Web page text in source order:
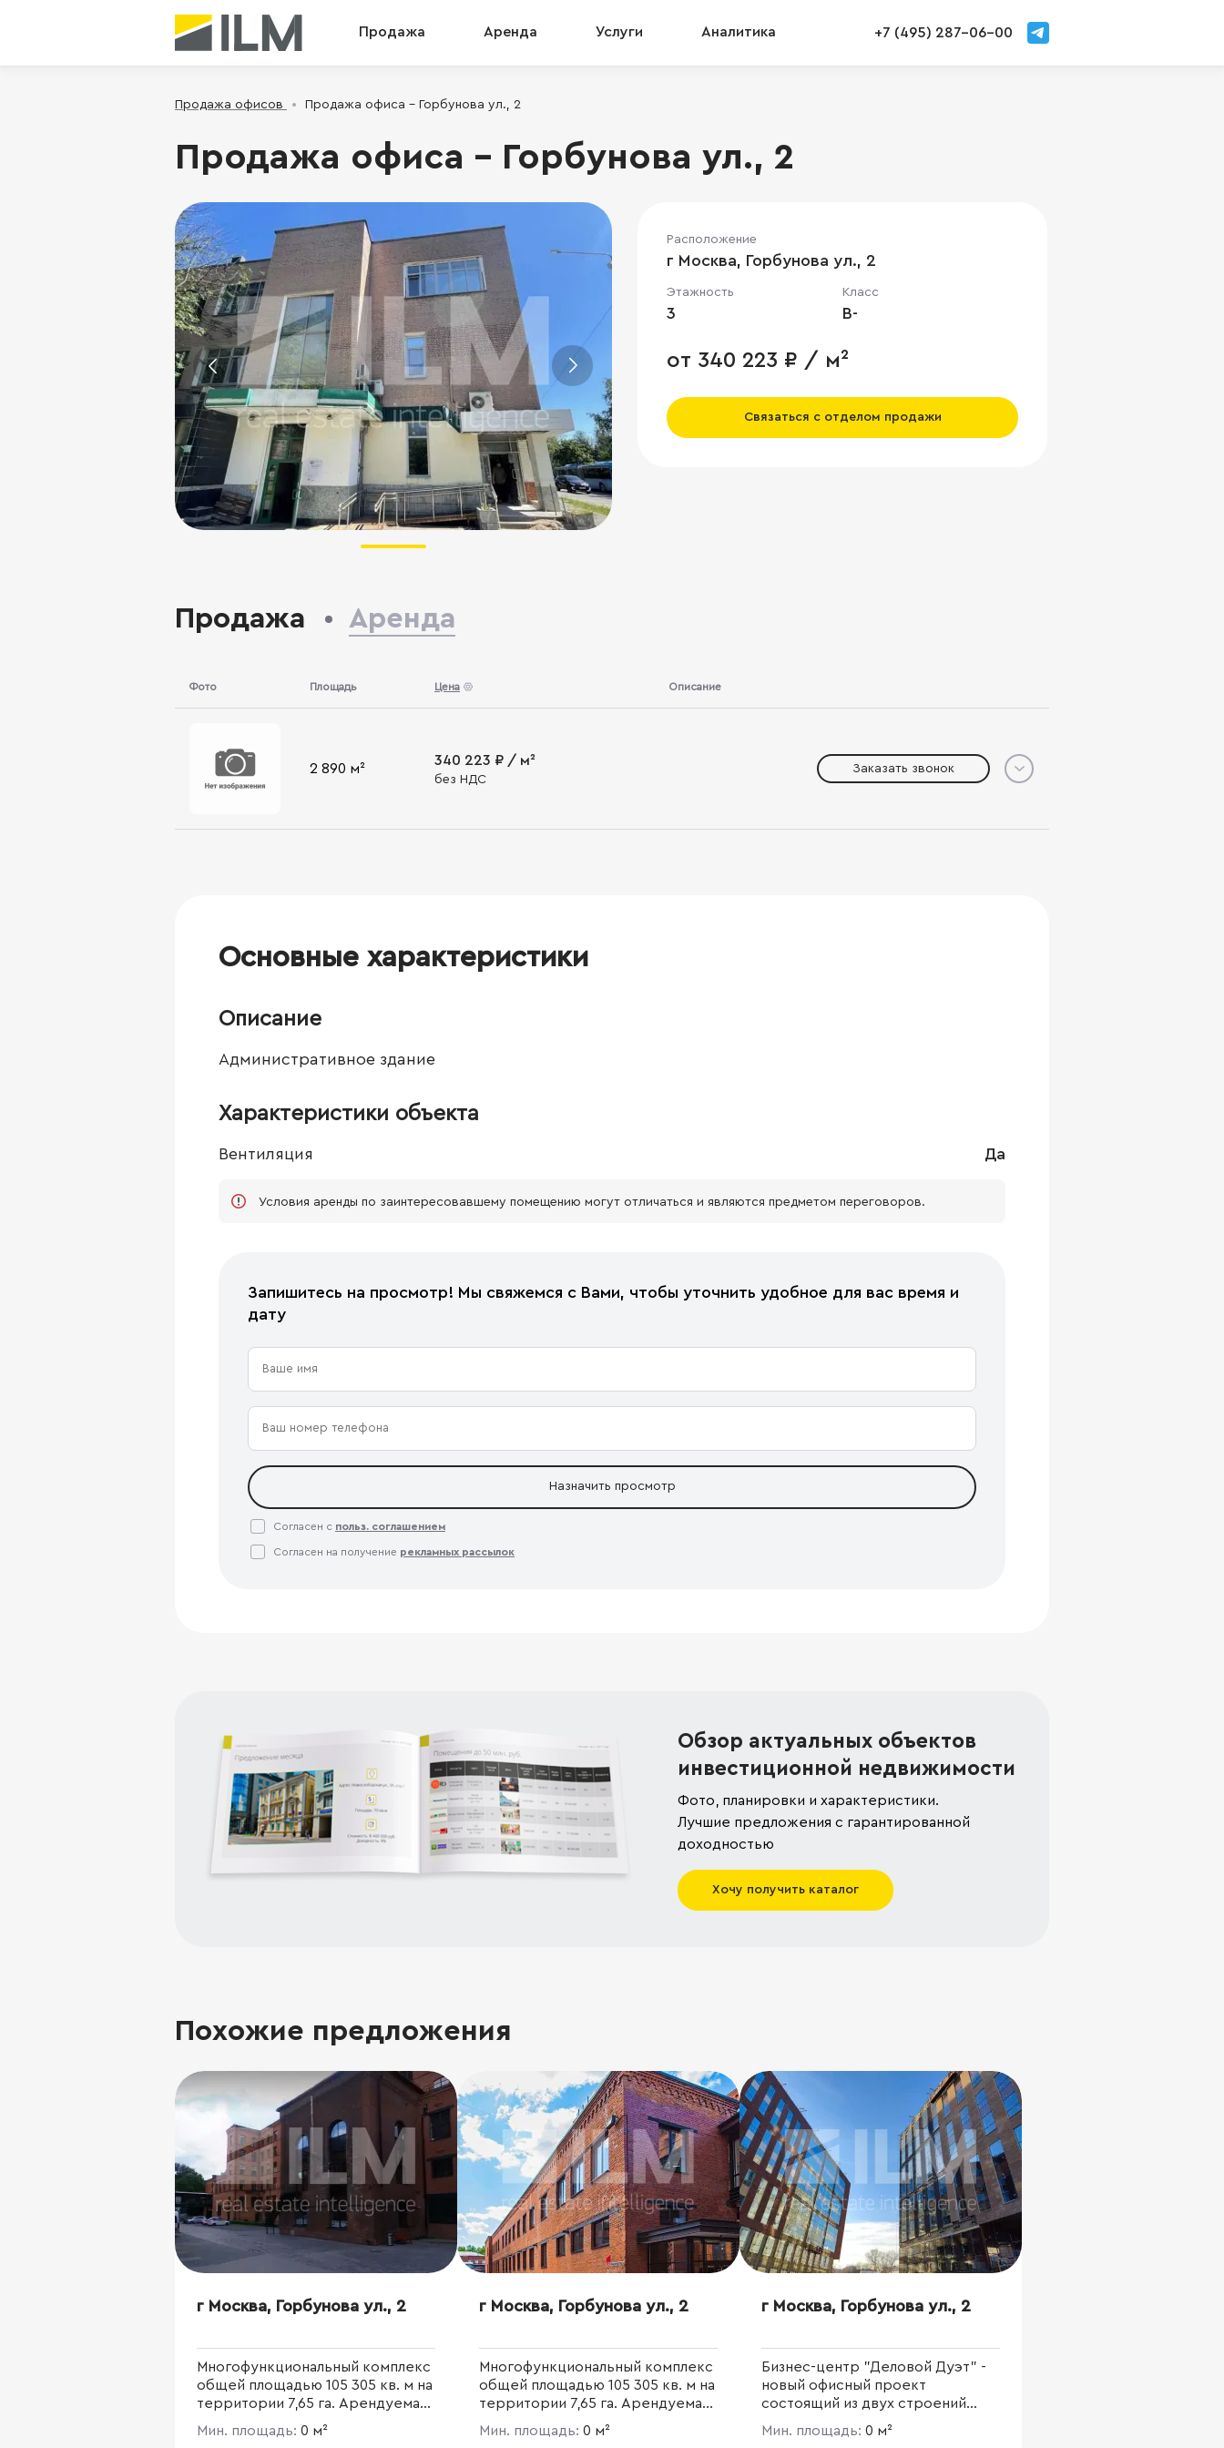
Продажа Аренда Услуги Аналитика +7 (495) 287-06-00
Продажа офисов Продажа офиса - Горбунова ул., 2
Продажа офиса - Горбунова ул., 2
Расположение
г Москва, Горбунова ул., 2
Этажность
3
Класс
B-
от 340 223 ₽ / м²
Связаться с отделом продажи
Продажа Аренда
Фото Площадь Цена Описание
2 890 м²
340 223 ₽ / м²
без НДС
Заказать звонок
Основные характеристики
Описание
Административное здание
Характеристики объекта
Вентиляция Да
Условия аренды по заинтересовавшему помещению могут отличаться и являются предметом переговоров.
Запишитесь на просмотр! Мы свяжемся с Вами, чтобы уточнить удобное для вас время и
дату
Назначить просмотр
Согласен с польз. соглашением
Согласен на получение рекламных рассылок
Обзор актуальных объектов
инвестиционной недвижимости
Фото, планировки и характеристики.
Лучшие предложения с гарантированной
доходностью
Хочу получить каталог
Похожие предложения
г Москва, Горбунова ул., 2
Многофункциональный комплекс
общей площадью 105 305 кв. м на
территории 7,65 га. Арендуемая
площадь - 77 800 кв. м. Деловой
квартал в стиле loft - максимум
Мин. площадь: 0 м²
г Москва, Горбунова ул., 2
Многофункциональный комплекс
общей площадью 105 305 кв. м на
территории 7,65 га. Арендуемая
площадь - 77 800 кв. м. Деловой
квартал в стиле loft - максимум
Мин. площадь: 0 м²
г Москва, Горбунова ул., 2
Бизнес-центр "Деловой Дуэт" -
новый офисный проект
состоящий из двух строений
общей площадью 28 750 кв.м.
Мин. площадь: 0 м²